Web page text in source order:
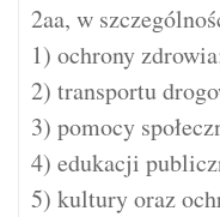
2aa, w
1) ochrony
2) transportu
3) pomocy
4) edukacji
5) kultury oraz